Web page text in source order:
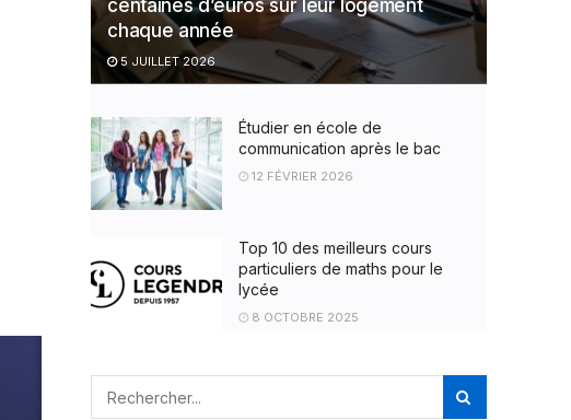
centaines d’euros sur leur logement
chaque année
5 JUILLET 2026
Étudier en école de
communication après le bac
12 FÉVRIER 2026
Top 10 des meilleurs cours
particuliers de maths pour le
lycée
8 OCTOBRE 2025